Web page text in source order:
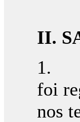
II.
1.
foi
nos